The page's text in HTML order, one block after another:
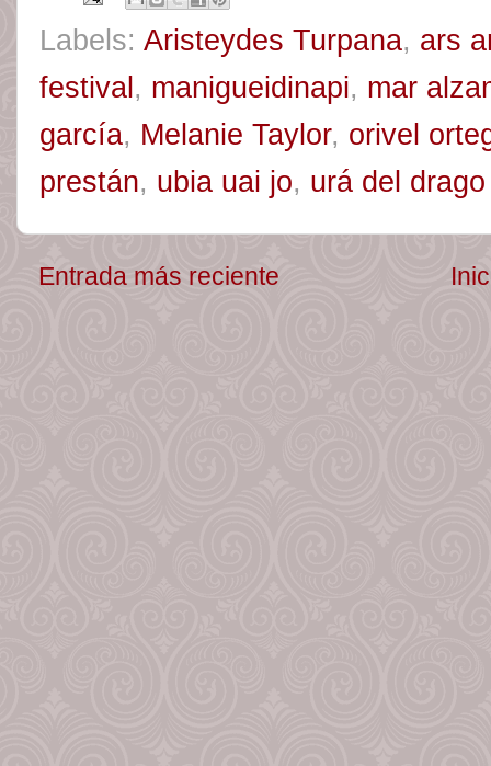
Labels: Aristeydes Turpana, ars
festival , manigueidinapi, mar
garcía, Melanie Taylor, orivel
prestán, ubia uai jo, urá del drago
Entrada más reciente